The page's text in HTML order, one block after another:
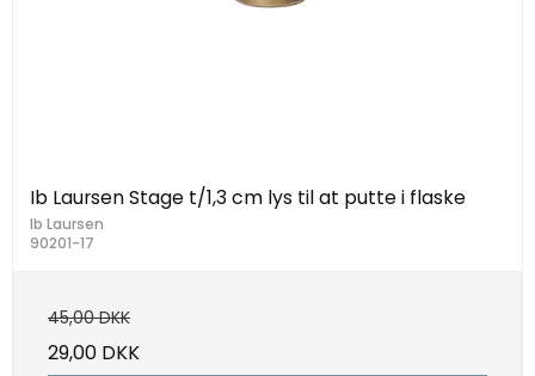
Ib Laursen Stage t/1,3 cm lys til at putte i flaske
Ib Laursen
90201-17
45,00 DKK
29,00 DKK